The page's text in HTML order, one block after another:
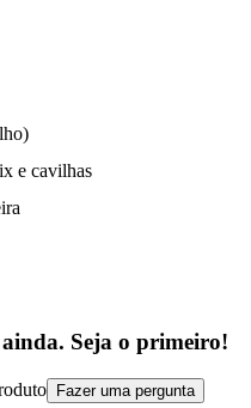
e cavilhas
Seja o primeiro!
Fazer uma pergunta